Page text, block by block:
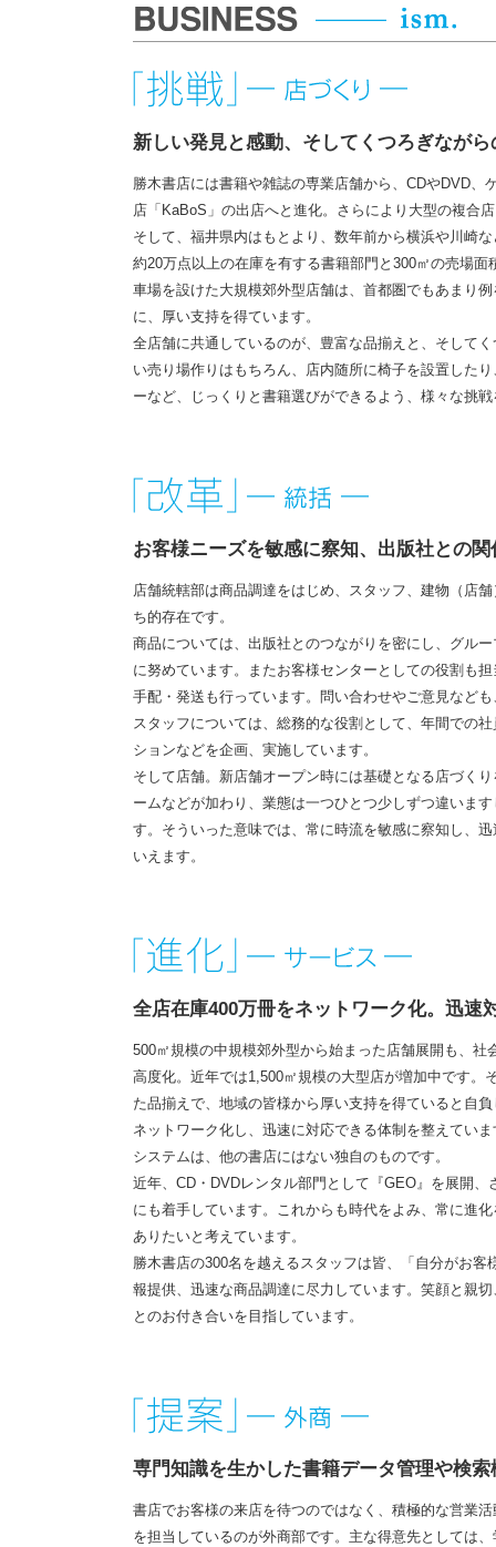
新しい発見と感動、そしてくつろぎなが
勝木書店には書籍や雑誌の専業店舗から、CDやDVD、
店「KaBoS」の出店へと進化。さらにより大型の複合
そして、福井県内はもとより、数年前から横浜や川崎
約20万点以上の在庫を有する書籍部門と300㎡の売場
車場を設けた大規模郊外型店舗は、首都圏でもあまり
に、厚い支持を得ています。
全店舗に共通しているのが、豊富な品揃えと、そして
い売り場作りはもちろん、店内随所に椅子を設置した
ーなど、じっくりと書籍選びができるよう、様々な挑
お客様ニーズを敏感に察知、出版社との
店舗統轄部は商品調達をはじめ、スタッフ、建物（店
ち的存在です。
商品については、出版社とのつながりを密にし、グル
に努めています。またお客様センターとしての役割も
手配・発送も行っています。問い合わせやご意見など
スタッフについては、総務的な役割として、年間での
ションなどを企画、実施しています。
そして店舗。新店舗オープン時には基礎となる店づく
ームなどが加わり、業態は一つひとつ少しずつ違いま
す。そういった意味では、常に時流を敏感に察知し、
いえます。
全店在庫400万冊をネットワーク化。迅速
500㎡規模の中規模郊外型から始まった店舗展開も、
高度化。近年では1,500㎡規模の大型店が増加中です。
た品揃えで、地域の皆様から厚い支持を得ていると自
ネットワーク化し、迅速に対応できる体制を整えてい
システムは、他の書店にはない独自のものです。
近年、CD・DVDレンタル部門として『GEO』を展開
にも着手しています。これからも時代をよみ、常に進
ありたいと考えています。
勝木書店の300名を越えるスタッフは皆、「自分がお
報提供、迅速な商品調達に尽力しています。笑顔と親
とのお付き合いを目指しています。
専門知識を生かした書籍データ管理や検
書店でお客様の来店を待つのではなく、積極的な営業
を担当しているのが外商部です。主な得意先としては